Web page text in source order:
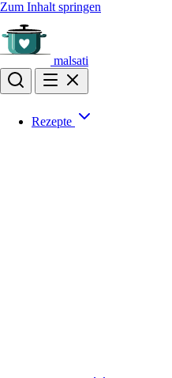
Zum Inhalt springen
malsati
Rezepte